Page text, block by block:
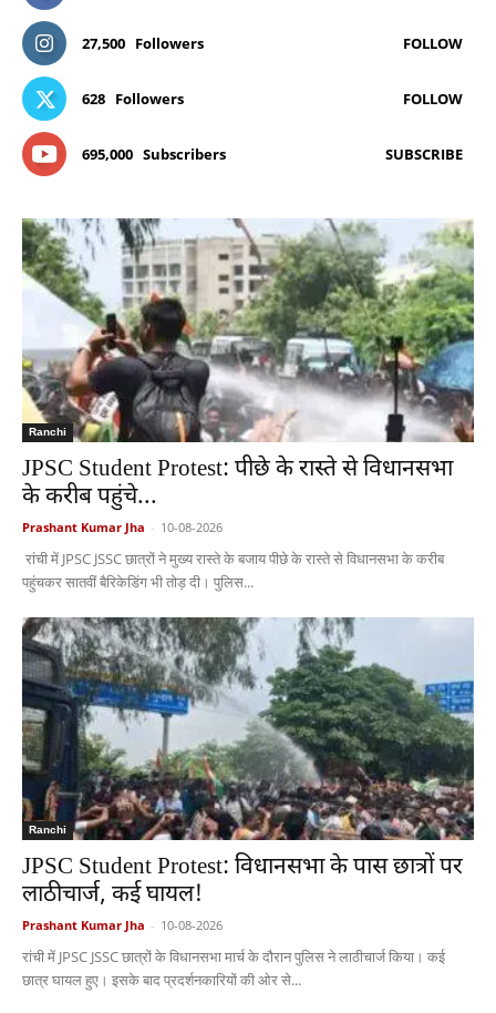
27,500 Followers FOLLOW
628 Followers FOLLOW
695,000 Subscribers SUBSCRIBE
Ranchi
JPSC Student Protest: पीछे के रास्ते से विधानसभा
के करीब पहुंचे...
Prashant Kumar Jha - 10-08-2026
रांची में JPSC JSSC छात्रों ने मुख्य रास्ते के बजाय पीछे के रास्ते से विधानसभा के करीब
पहुंचकर सातवीं बैरिकेडिंग भी तोड़ दी। पुलिस...
Ranchi
JPSC Student Protest: विधानसभा के पास छात्रों पर
लाठीचार्ज, कई घायल!
Prashant Kumar Jha - 10-08-2026
रांची में JPSC JSSC छात्रों के विधानसभा मार्च के दौरान पुलिस ने लाठीचार्ज किया। कई
छात्र घायल हुए। इसके बाद प्रदर्शनकारियों की ओर से...